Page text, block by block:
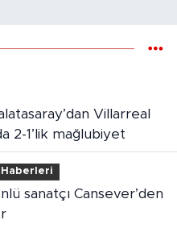
2-1’lik mağlubiyet
Haberleri